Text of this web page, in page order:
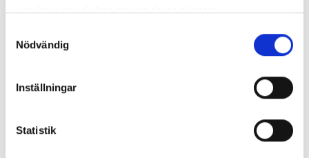
samlat in när du har använt deras tjänster.
Nödvändig
Inställningar
Statistik
Nyhetsarkiv
Huvudrubrik
Publicerat
2024-10-